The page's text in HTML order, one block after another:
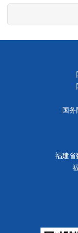
国
福建省